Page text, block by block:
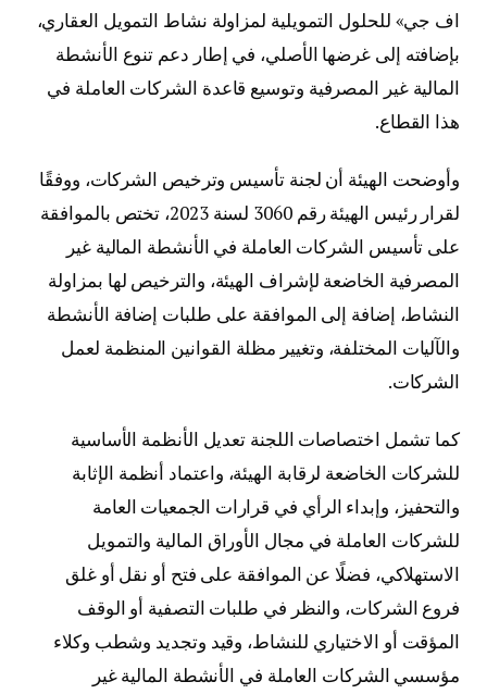
اف جي» للحلول التمويلية لمزاولة نشاط التمويل العقاري،
بإضافته إلى غرضها الأصلي، في إطار دعم تنوع الأنشطة
المالية غير المصرفية وتوسيع قاعدة الشركات العاملة في
هذا القطاع.
وأوضحت الهيئة أن لجنة تأسيس وترخيص الشركات، ووفقًا
لقرار رئيس الهيئة رقم 3060 لسنة 2023، تختص بالموافقة
على تأسيس الشركات العاملة في الأنشطة المالية غير
المصرفية الخاضعة لإشراف الهيئة، والترخيص لها بمزاولة
النشاط، إضافة إلى الموافقة على طلبات إضافة الأنشطة
والآليات المختلفة، وتغيير مظلة القوانين المنظمة لعمل
الشركات.
كما تشمل اختصاصات اللجنة تعديل الأنظمة الأساسية
للشركات الخاضعة لرقابة الهيئة، واعتماد أنظمة الإثابة
والتحفيز، وإبداء الرأي في قرارات الجمعيات العامة
للشركات العاملة في مجال الأوراق المالية والتمويل
الاستهلاكي، فضلًا عن الموافقة على فتح أو نقل أو غلق
فروع الشركات، والنظر في طلبات التصفية أو الوقف
المؤقت أو الاختياري للنشاط، وقيد وتجديد وشطب وكلاء
مؤسسي الشركات العاملة في الأنشطة المالية غير